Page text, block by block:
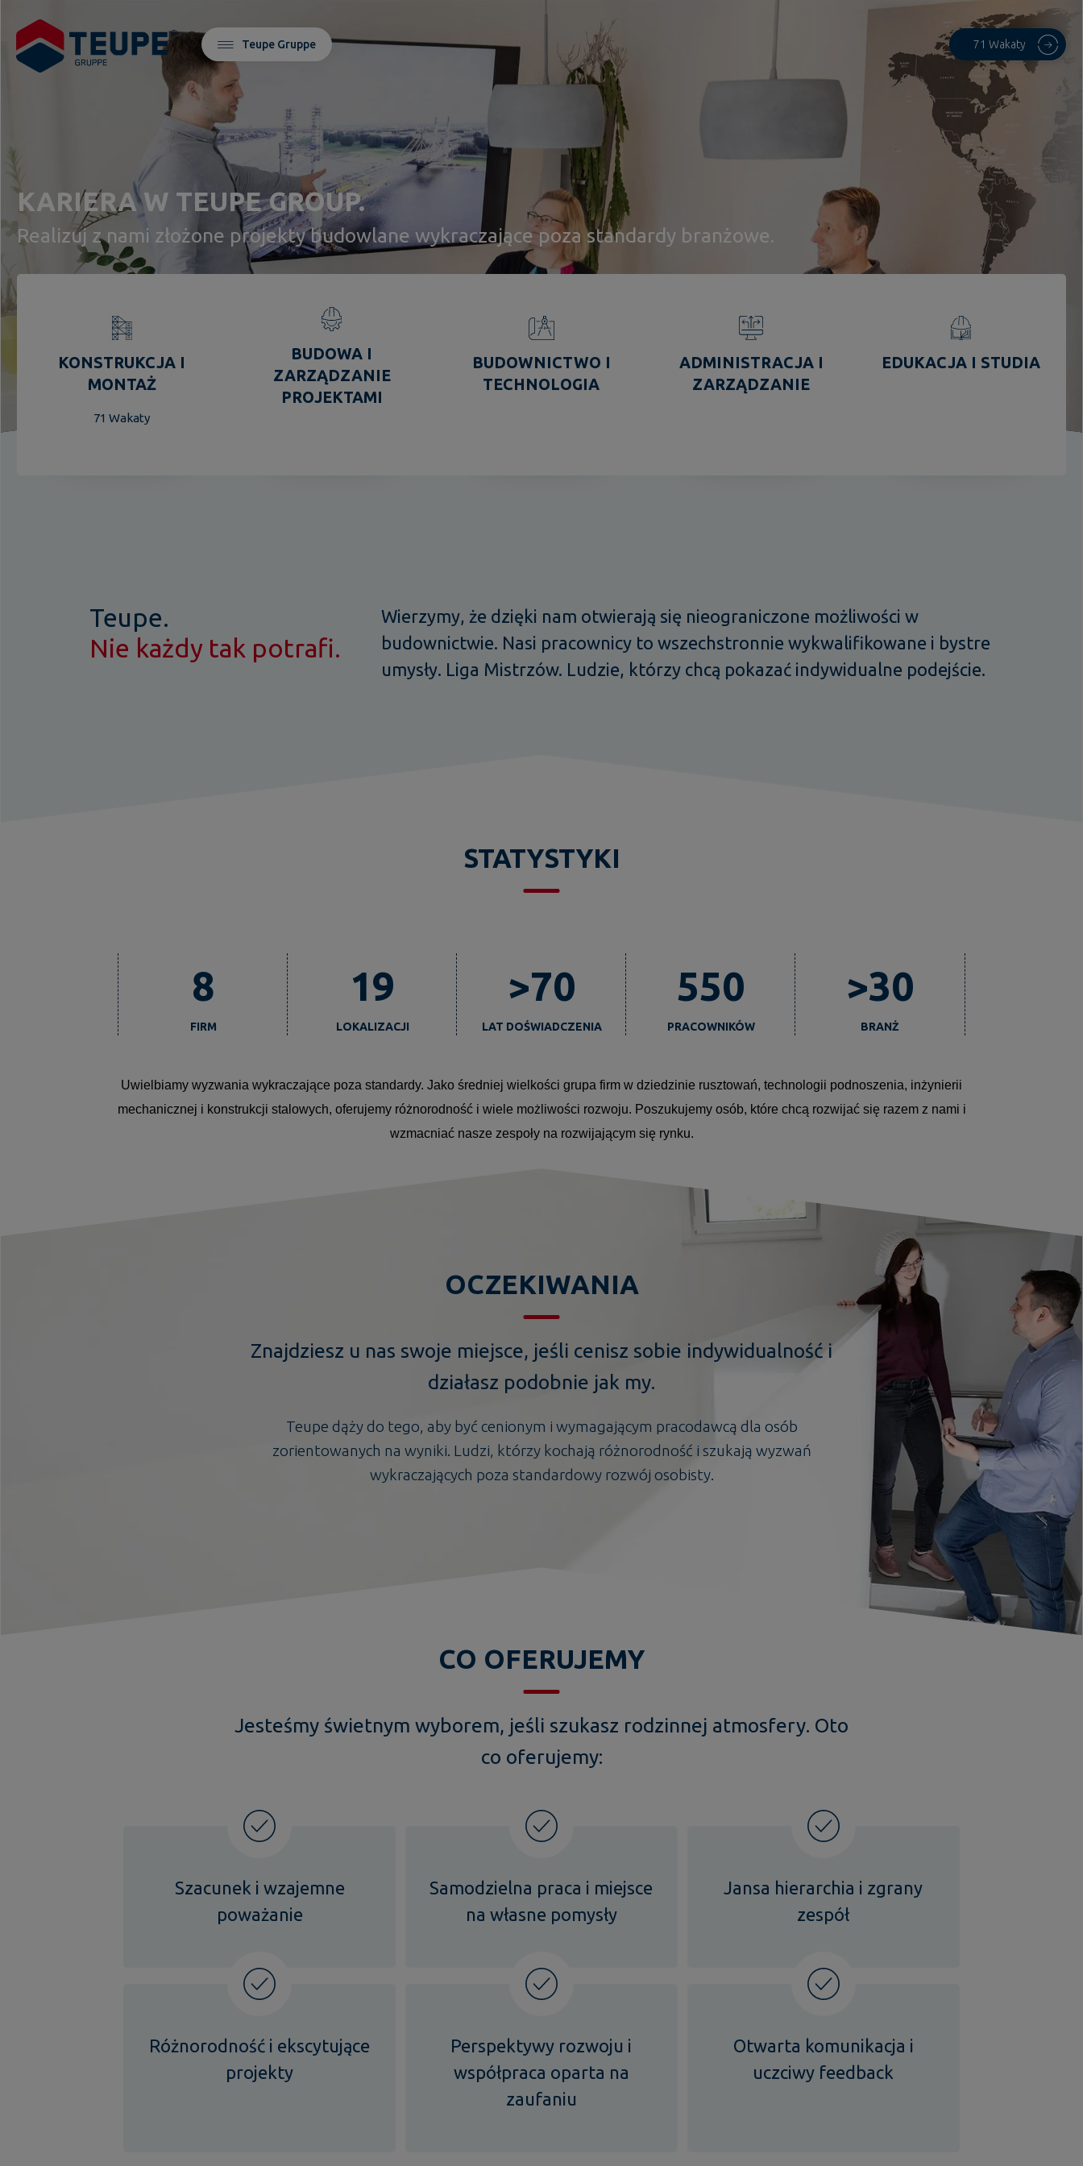
Teupe Gruppe 71 Wakaty
KARIERA W TEUPE GROUP.
Realizuj z nami złożone projekty budowlane wykraczające poza standardy branżowe.
KONSTRUKCJA I
MONTAŻ
71 Wakaty
BUDOWA I
ZARZĄDZANIE
PROJEKTAMI
BUDOWNICTWO I
TECHNOLOGIA
ADMINISTRACJA I
ZARZĄDZANIE
EDUKACJA I STUDIA
Teupe.
Nie każdy tak potrafi.
Wierzymy, że dzięki nam otwierają się nieograniczone możliwości w
budownictwie. Nasi pracownicy to wszechstronnie wykwalifikowane i bystre
umysły. Liga Mistrzów. Ludzie, którzy chcą pokazać indywidualne podejście.
STATYSTYKI
8
FIRM
19
LOKALIZACJI
>70
LAT DOŚWIADCZENIA
550
PRACOWNIKÓW
>30
BRANŻ
Uwielbiamy wyzwania wykraczające poza standardy. Jako średniej wielkości grupa firm w dziedzinie rusztowań, technologii podnoszenia, inżynierii
mechanicznej i konstrukcji stalowych, oferujemy różnorodność i wiele możliwości rozwoju. Poszukujemy osób, które chcą rozwijać się razem z nami i
wzmacniać nasze zespoły na rozwijającym się rynku.
OCZEKIWANIA
Znajdziesz u nas swoje miejsce, jeśli cenisz sobie indywidualność i
działasz podobnie jak my.
Teupe dąży do tego, aby być cenionym i wymagającym pracodawcą dla osób
zorientowanych na wyniki. Ludzi, którzy kochają różnorodność i szukają wyzwań
wykraczających poza standardowy rozwój osobisty.
CO OFERUJEMY
Jesteśmy świetnym wyborem, jeśli szukasz rodzinnej atmosfery. Oto
co oferujemy:
Szacunek i wzajemne
poważanie
Samodzielna praca i miejsce
na własne pomysły
Jansa hierarchia i zgrany
zespół
Różnorodność i ekscytujące
projekty
Perspektywy rozwoju i
współpraca oparta na
zaufaniu
Otwarta komunikacja i
uczciwy feedback